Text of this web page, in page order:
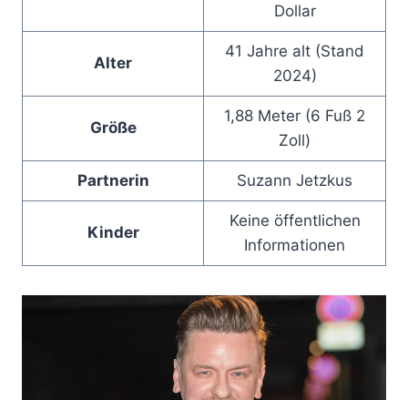
Dollar
Alter
41 Jahre alt (Stand
2024)
Größe
1,88 Meter (6 Fuß 2
Zoll)
Partnerin Suzann Jetzkus
Kinder
Keine öffentlichen
Informationen